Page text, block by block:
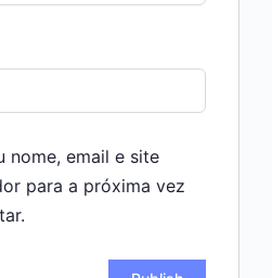
nome, email e site
para a próxima vez